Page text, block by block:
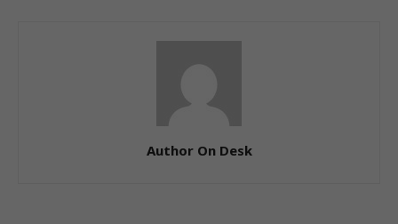
Author On Desk